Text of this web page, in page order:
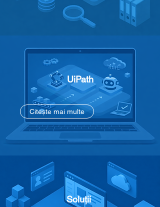
UiPath​
Citește mai multe
Soluții